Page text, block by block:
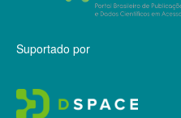
Suportado por